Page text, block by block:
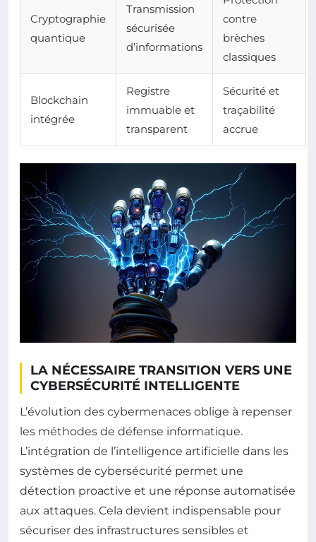
Cryptographie
quantique
Transmission
sécurisée
d’informations
contre
brèches
classiques
Blockchain
intégrée
Registre
immuable et
transparent
Sécurité et
traçabilité
accrue
LA NÉCESSAIRE TRANSITION VERS UNE
CYBERSÉCURITÉ INTELLIGENTE
L’évolution des cybermenaces oblige à repenser
les méthodes de défense informatique.
L’intégration de l’intelligence artificielle dans les
systèmes de cybersécurité permet une
détection proactive et une réponse automatisée
aux attaques. Cela devient indispensable pour
sécuriser des infrastructures sensibles et